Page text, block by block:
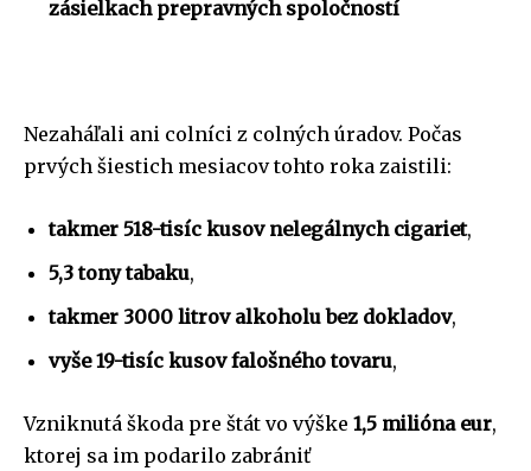
zásielkach prepravných spoločností
Nezaháľali ani colníci z colných úradov. Počas
prvých šiestich mesiacov tohto roka zaistili:
takmer 518-tisíc kusov nelegálnych cigariet,
5,3 tony tabaku,
takmer 3000 litrov alkoholu bez dokladov,
vyše 19-tisíc kusov falošného tovaru,
Vzniknutá škoda pre štát vo výške 1,5 milióna eur,
ktorej sa im podarilo zabrániť